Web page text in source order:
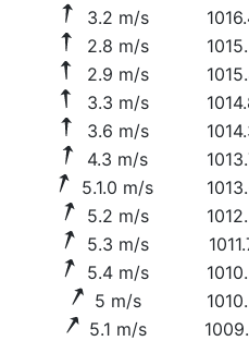
3.2 m/s
2.8 m/s
2.9 m/s
3.3 m/s
3.6 m/s
4.3 m/s
5.1.0 m/s
5.2 m/s
5.3 m/s
5.4 m/s
5 m/s
5.1 m/s